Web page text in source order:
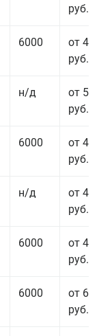
руб.
6000
от 46
руб.
н/д
от 53
руб.
6000
от 45
руб.
н/д
от 44
руб.
6000
от 43
руб.
6000
от 68
руб.